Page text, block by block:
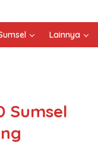
Lainnya
Sumsel